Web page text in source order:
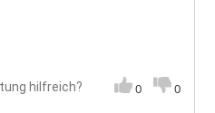
hilfreich? 0 0